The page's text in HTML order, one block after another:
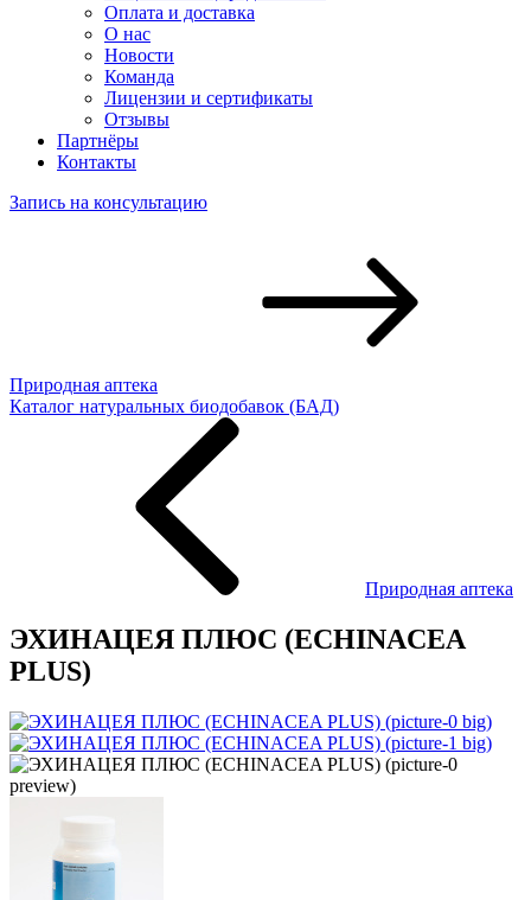
Оплата и доставка
О нас
Новости
Команда
Лицензии и сертификаты
Отзывы
Партнёры
Контакты
Запись на консультацию
Природная аптека
Каталог натуральных биодобавок (БАД)
Природная аптека
ЭХИНАЦЕЯ ПЛЮС (ECHINACEA
PLUS)